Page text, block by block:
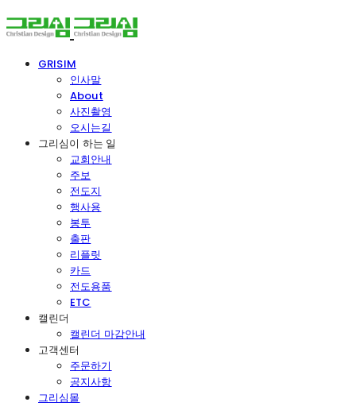
GRISIM
인사말
About
사진촬영
오시는길
그리심이 하는 일
교회안내
주보
전도지
행사용
봉투
출판
리플릿
카드
전도용품
ETC
캘린더
캘린더 마감안내
고객센터
주문하기
공지사항
그리심몰